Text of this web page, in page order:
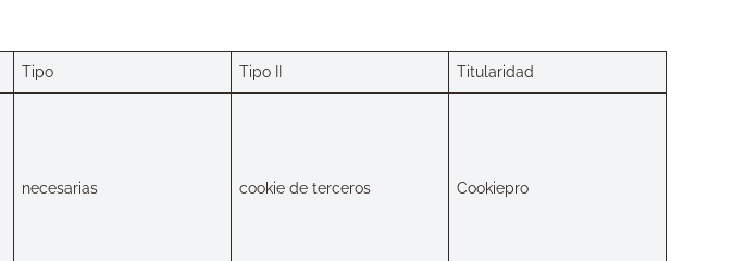
Tipo Tipo II Titularidad
necesarias cookie de terceros Cookiepro